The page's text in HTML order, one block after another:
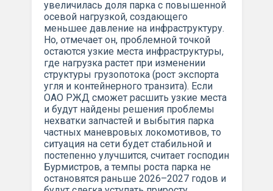
увеличилась доля парка с повышенной
осевой нагрузкой, создающего
меньшее давление на инфраструктуру.
Но, отмечает он, проблемной точкой
остаются узкие места инфраструктуры,
где нагрузка растет при изменении
структуры грузопотока (рост экспорта
угля и контейнерного транзита). Если
ОАО РЖД сможет расшить узкие места
и будут найдены решения проблемы
нехватки запчастей и выбытия парка
частных маневровых локомотивов, то
ситуация на сети будет стабильной и
постепенно улучшится, считает господин
Бурмистров, а темпы роста парка не
остановятся раньше 2026–2027 годов и